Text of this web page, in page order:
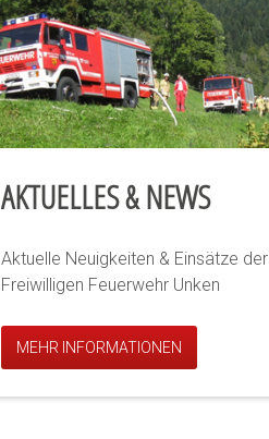
AKTUELLES & NEWS
Aktuelle Neuigkeiten & Einsätze der
Freiwilligen Feuerwehr Unken
MEHR INFORMATIONEN